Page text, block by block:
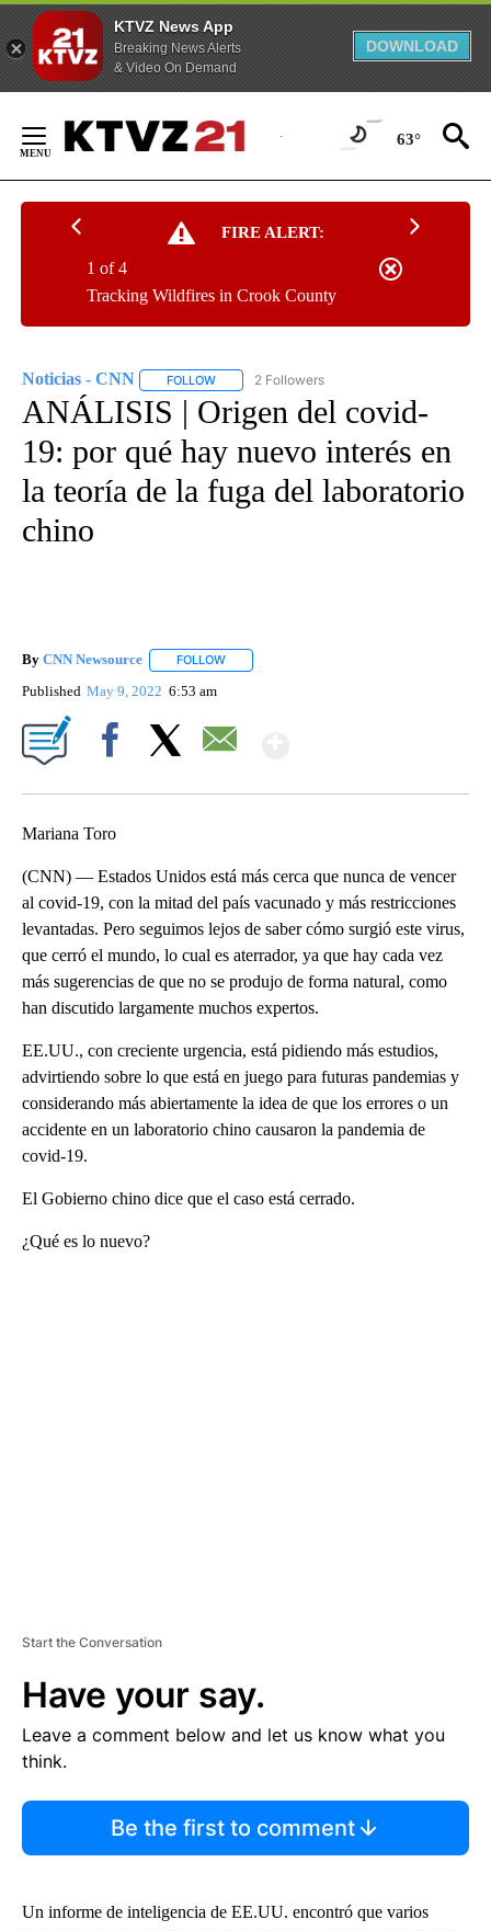
KTVZ News App
Breaking News Alerts
& Video On Demand
DOWNLOAD
Content
63°
FIRE ALERT:
Tracking Wildfires in Crook County
1 of 4
Noticias - CNN FOLLOW FOLLOW "NOTICIAS - CNN" TO RECEIVE
2 Followers
ANÁLISIS | Origen del covid-
19: por qué hay nuevo interés en
la teoría de la fuga del laboratorio
chino
By CNN Newsource FOLLOW
Published May 9, 2022 6:53 am
Mariana Toro
(CNN) — Estados Unidos está más cerca que nunca de vencer
al covid-19, con la mitad del país vacunado y más restricciones
levantadas. Pero seguimos lejos de saber cómo surgió este virus,
que cerró el mundo, lo cual es aterrador, ya que hay cada vez
más sugerencias de que no se produjo de forma natural, como
han discutido largamente muchos expertos.
EE.UU., con creciente urgencia, está pidiendo más estudios,
advirtiendo sobre lo que está en juego para futuras pandemias y
considerando más abiertamente la idea de que los errores o un
accidente en un laboratorio chino causaron la pandemia de
covid-19.
El Gobierno chino dice que el caso está cerrado.
¿Qué es lo nuevo?
Start the Conversation
Have your say.
Leave a comment below and let us know what you
think.
Be the first to comment
Un informe de inteligencia de EE.UU. encontró que varios